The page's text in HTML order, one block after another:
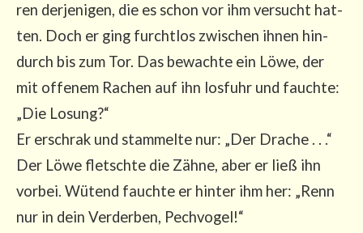
ren der­je­ni­gen, die es schon vor ihm ver­sucht hat­
ten. Doch er ging furcht­los zwi­schen ihnen hin­
durch bis zum Tor. Das bewach­te ein Löwe, der
mit offe­nem Rachen auf ihn los­fuhr und fauch­te:
„Die Losung?“
Er erschrak und stam­mel­te nur: „Der Dra­che . . .“
Der Löwe fletsch­te die Zäh­ne, aber er ließ ihn
vor­bei. Wütend fauch­te er hin­ter ihm her: „Renn
nur in dein Ver­der­ben, Pech­vo­gel!“